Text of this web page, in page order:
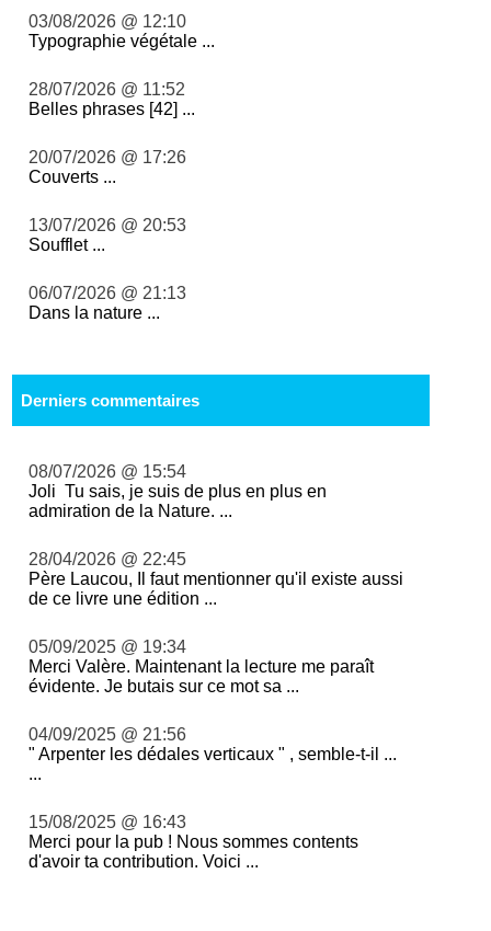
03/08/2026 @ 12:10
Typographie végétale ...
28/07/2026 @ 11:52
Belles phrases [42] ...
20/07/2026 @ 17:26
Couverts ...
13/07/2026 @ 20:53
Soufflet ...
06/07/2026 @ 21:13
Dans la nature ...
Derniers commentaires
08/07/2026 @ 15:54
Joli Tu sais, je suis de plus en plus en
admiration de la Nature. ...
28/04/2026 @ 22:45
Père Laucou, Il faut mentionner qu'il existe aussi
de ce livre une édition ...
05/09/2025 @ 19:34
Merci Valère. Maintenant la lecture me paraît
évidente. Je butais sur ce mot sa ...
04/09/2025 @ 21:56
" Arpenter les dédales verticaux " , semble-t-il ...
...
15/08/2025 @ 16:43
Merci pour la pub ! Nous sommes contents
d'avoir ta contribution. Voici ...